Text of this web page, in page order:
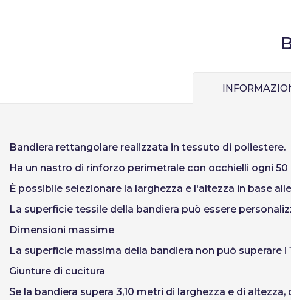
Recuperare la
Bandiera rettangolare realizzata in tessuto di poliestere.
Ha un nastro di rinforzo perimetrale con occhielli ogni
È possibile selezionare la larghezza e l'altezza in base
La superficie tessile della bandiera può essere
Dimensioni massime
La superficie massima della bandiera non può superare
Giunture di cucitura
Se la bandiera supera 3,10 metri di larghezza e di